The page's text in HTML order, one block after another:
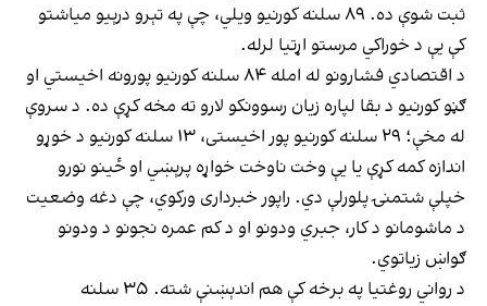
ثبت شوې ده. ۸۹ سلنه کورنیو ویلي، چې په تېرو درېیو میاشتو
کې یې د خوراکي مرستو اړتیا لرله.
د اقتصادي فشارونو له امله ۸۴ سلنه کورنیو پورونه اخیستي او
ګڼو کورنیو د بقا لپاره زیان رسوونکو لارو ته مخه کړې ده. د سروې
له مخې؛ ۲۹ سلنه کورنیو پور اخیستی، ۱۳ سلنه کورنیو د خوړو
اندازه کمه کړې یا یې وخت ناوخت خواړه پرېښي او ځینو نورو
خپلې شتمنۍ پلورلې دي. راپور خبرداری ورکوي، چې دغه وضعیت
د ماشومانو د کار، جبري ودونو او د کم عمره نجونو د ودونو
ګواښ زیاتوي.
د رواني روغتیا په برخه کې هم اندېښنې شته. ۳۵ سلنه